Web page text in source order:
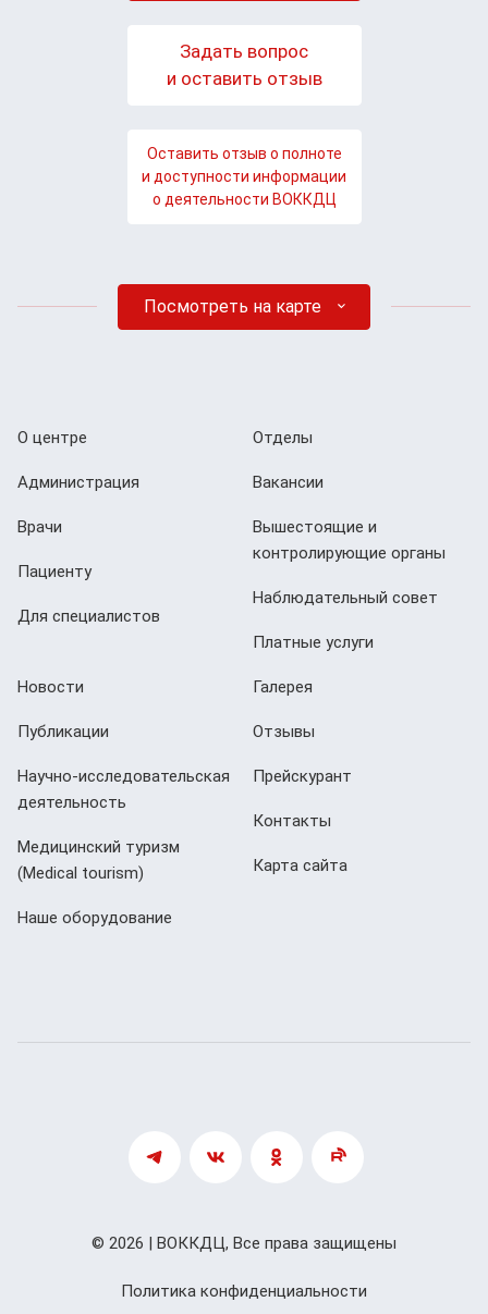
Задать вопрос
и оставить отзыв
Оставить отзыв о полноте
и доступности информации
о деятельности ВОККДЦ
Посмотреть на карте
О центре
Администрация
Врачи
Пациенту
Для специалистов
Отделы
Вакансии
Вышестоящие и
контролирующие органы
Наблюдательный совет
Платные услуги
Новости
Публикации
Научно-исследовательская
деятельность
Медицинский туризм
(Мedical tourism)
Наше оборудование
Галерея
Отзывы
Прейскурант
Контакты
Карта сайта
Политика конфиденциальности
© 2026 | ВОККДЦ, Все права защищены